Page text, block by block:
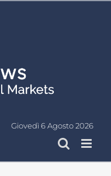
Giovedì 6 Agosto 2026